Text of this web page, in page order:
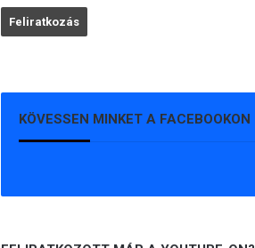
KÖVESSEN MINKET A FACEBOOKON